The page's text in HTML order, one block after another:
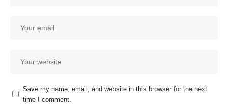
Save my name, email, and website in this browser for the next
time I comment.